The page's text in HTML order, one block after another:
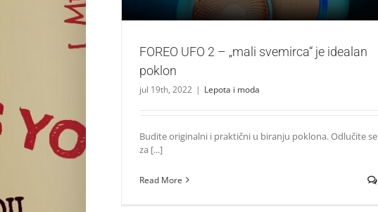
FOREO UFO 2 – „mali svemirca“ je idealan
poklon
jul 19th, 2022 | Lepota i moda
Budite originalni i praktični u biranju poklona. Odlučite se
za [...]
Read More